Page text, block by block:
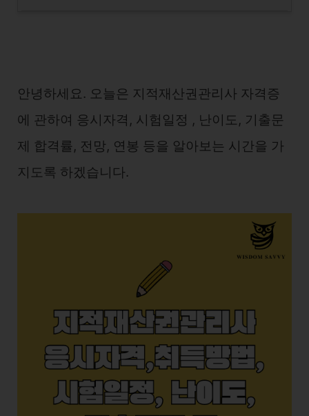
안녕하세요. 오늘은 지적재산권관리사 자격증
에 관하여 응시자격, 시험일정 , 난이도, 기출문
제 합격률, 전망, 연봉 등을 알아보는 시간을 가
지도록 하겠습니다.